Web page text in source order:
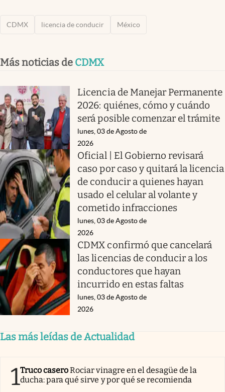
CDMX licencia de conducir México
Más noticias de CDMX
Licencia de Manejar Permanente
2026: quiénes, cómo y cuándo
será posible comenzar el trámite
lunes, 03 de Agosto de
2026
Oficial | El Gobierno revisará
caso por caso y quitará la licencia
de conducir a quienes hayan
usado el celular al volante y
cometido infracciones
lunes, 03 de Agosto de
2026
CDMX confirmó que cancelará
las licencias de conducir a los
conductores que hayan
incurrido en estas faltas
lunes, 03 de Agosto de
2026
Las más leídas de Actualidad
1Truco caseroRociar vinagre en el desagüe de la
ducha: para qué sirve y por qué se recomienda